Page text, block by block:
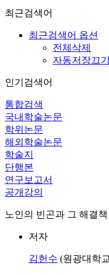
최근검색어
최근검색어 옵션
전체삭제
자동저장끄기
인기검색어
통합검색
국내학술논문
학위논문
해외학술논문
학술지
단행본
연구보고서
공개강의
노인의 빈곤과 그 해결책
저자
김헌수 (원광대학